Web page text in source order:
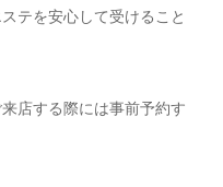
テを安心して受けること
店する際には事前予約す